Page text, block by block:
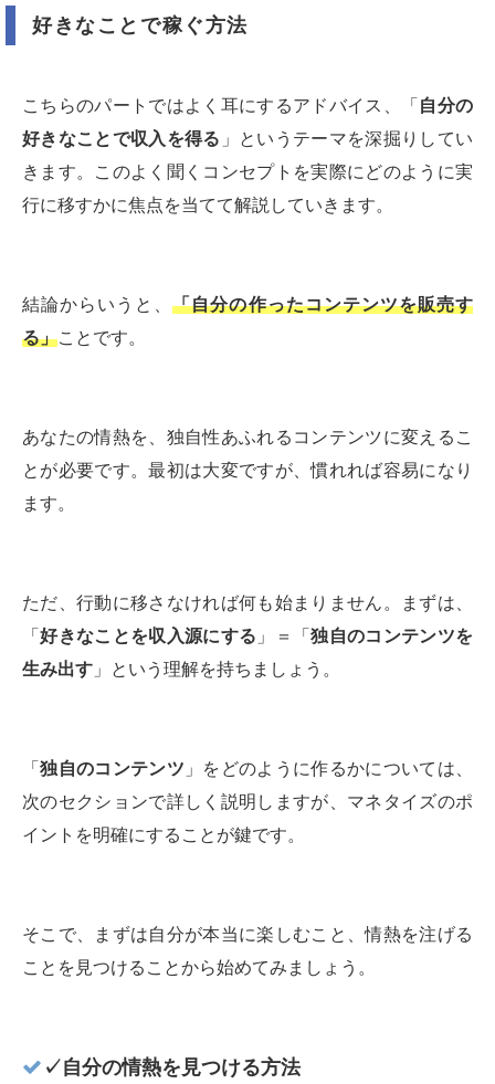
好きなことで稼ぐ方法
こちらのパートではよく耳にするアドバイス、「 自分の
好きなことで収入を得る 」というテーマを深掘りしてい
きます。このよく聞くコンセプトを実際にどのように実
行に移すかに焦点を当てて解説していきます。
結論からいうと、「自分の作ったコンテンツを販売す
る」ことです。
あなたの情熱を、独自性あふれるコンテンツに変えるこ
とが必要です。最初は大変ですが、慣れれば容易になり
ます。
ただ、行動に移さなければ何も始まりません。まずは、
「好きなことを収入源にする 」＝「独自のコンテンツを
生み出す 」という理解を持ちましょう。
「独自のコンテンツ 」をどのように作るかについては、
次のセクションで詳しく説明しますが、マネタイズのポ
イントを明確にすることが鍵です。
そこで、まずは自分が本当に楽しむこと、情熱を注げる
ことを見つけることから始めてみましょう。
✓自分の情熱を見つける方法